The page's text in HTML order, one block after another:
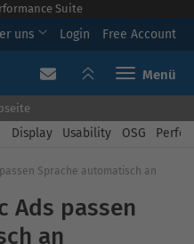
Suite
uns Login Free Account
Toggle
Display Usability OSG
Sprache automatisch an
Ads passen
an